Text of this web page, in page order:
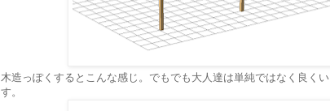
木造っぽくするとこんな感じ。でもでも大人達は単純ではなく良く
す。